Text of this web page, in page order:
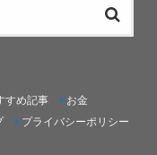
すめ記事
お金
プライバシーポリシー